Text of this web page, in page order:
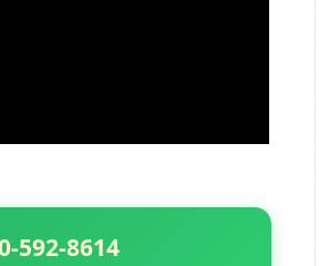
592-8614